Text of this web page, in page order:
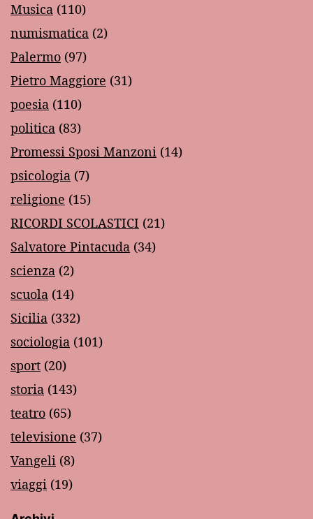
Musica (110)
numismatica (2)
Palermo (97)
Pietro Maggiore (31)
poesia (110)
politica (83)
Promessi Sposi Manzoni (14)
psicologia (7)
religione (15)
RICORDI SCOLASTICI (21)
Salvatore Pintacuda (34)
scienza (2)
scuola (14)
Sicilia (332)
sociologia (101)
sport (20)
storia (143)
teatro (65)
televisione (37)
Vangeli (8)
viaggi (19)